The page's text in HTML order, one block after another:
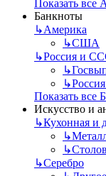
Показать
Банкноты
↳Америка
↳США
↳Россия и
↳
↳
Показать все
Искусство и
↳Кухонная и
↳
↳
↳Серебро